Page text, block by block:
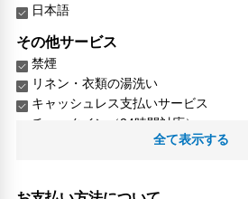
日本語
その他サービス
禁煙
リネン・衣類の湯洗い
キャッシュレス支払いサービス
チェックイン（24時間対応）
全て表示する